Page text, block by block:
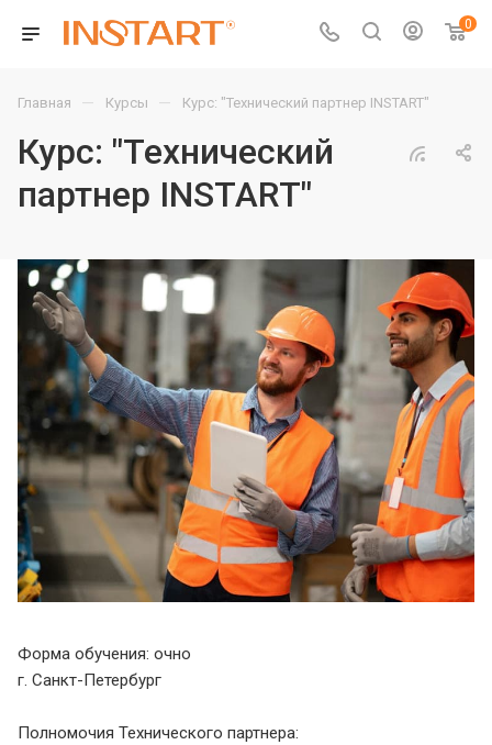
0
Главная — Курсы — Курс: "Технический партнер INSTART"
Курс: "Технический
партнер INSTART"
Форма обучения: очно
г. Санкт-Петербург
Полномочия Технического партнера: